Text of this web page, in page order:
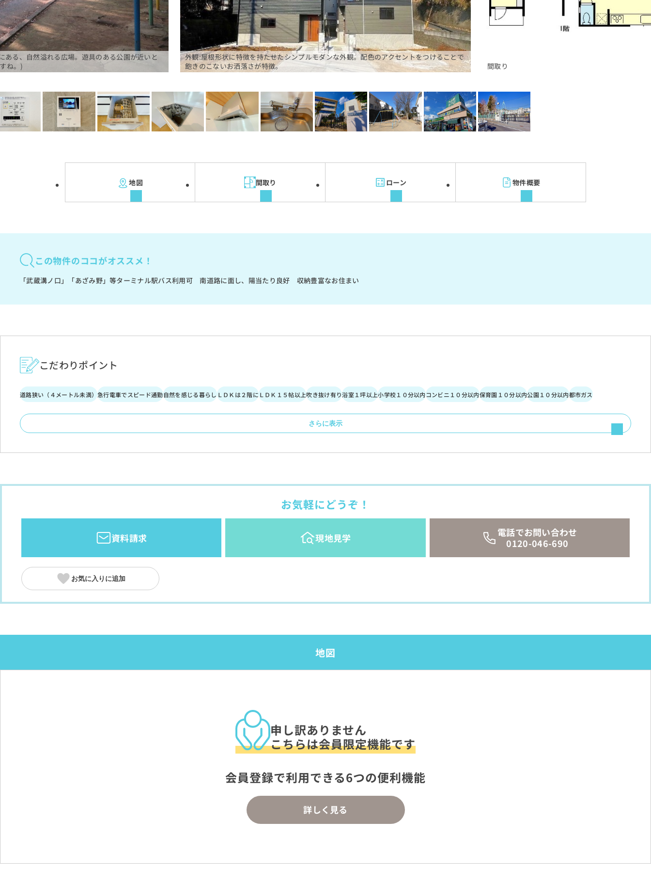
外観:屋根形状に特徴を持たせたシンプルモダンな外観。配色のアクセントをつけることで
飽きのこないお洒落さが特徴。
間取り
ある、自然溢れる広場。遊具のある公園が近いと
ね。)
地図 間取り ローン 物件概要
この物件のココがオススメ！
「武蔵溝ノ口」「あざみ野」等ターミナル駅バス利用可 南道路に面し、陽当たり良好 収納豊富なお住まい
こだわりポイント
道路狭い（４メートル未満）急行電車でスピード通勤自然を感じる暮らしＬＤＫは２階にＬＤＫ１５帖以上吹き抜け有り浴室１坪以上小学校１０分以内コンビニ１０分以内保育園１０分以内公園１０分以内都市ガス
さらに表示
お気軽にどうぞ！
資料請求 現地見学
電話でお問い合わせ
0120-046-690
お気に入りに追加
地図
申し訳ありません
こちらは会員限定機能です
会員登録で利用できる6つの便利機能
詳しく見る